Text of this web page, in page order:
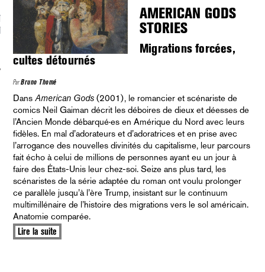
À LA NEWSLETTER :
AMERICAN GODS
STORIES
Migrations forcées,
cultes détournés
ParBruno Thomé
DansAmerican Gods (2001), le romancier et scénariste de
comics Neil Gaiman décrit les déboires de dieux et déesses de
l’Ancien Monde débarqué·es en Amérique du Nord avec leurs
fidèles. En mal d’adorateurs et d’adoratrices et en prise avec
l’arrogance des nouvelles divinités du capitalisme, leur parcours
fait écho à celui de millions de personnes ayant eu un jour à
faire des États-Unis leur chez-soi. Seize ans plus tard, les
scénaristes de la série adaptée du roman ont voulu prolonger
ce parallèle jusqu’à l’ère Trump, insistant sur le continuum
multimillénaire de l’histoire des migrations vers le sol américain.
Anatomie comparée.
Lire la suite